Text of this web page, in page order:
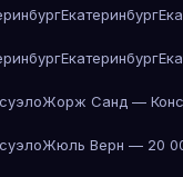
Екатеринбург
Екатеринбург
Жорж Санд —
Жюль Верн — 20